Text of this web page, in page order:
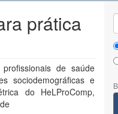
prática
de saúde
sociodemográficas e
do HeLProComp,